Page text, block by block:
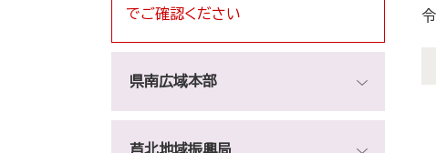
でご確認ください
県南広域本部
芦北地域振興局